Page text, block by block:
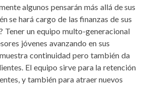
algunos pensarán más allá de sus
se hará cargo de las finanzas de sus
Tener un equipo multo-generacional
jóvenes avanzando en sus
continuidad pero también da
El equipo sirve para la retención
y también para atraer nuevos